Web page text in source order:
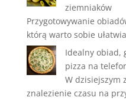
ziemniaków
Przygotowywanie
którą warto sobie
Idealny obiad,
pizza na
W dzisiejszym
znalezienie czasu na